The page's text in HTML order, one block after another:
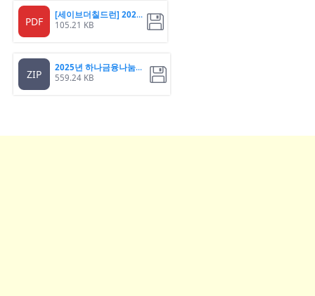
PDF
[세이브더칠드런] 2025년
105.21 KB
ZIP
2025년 하나금융나눔재단
559.24 KB